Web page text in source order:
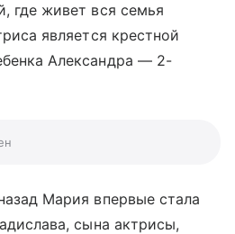
где живет вся семья
является крестной
Александра — 2-
Мария впервые стала
сына актрисы,